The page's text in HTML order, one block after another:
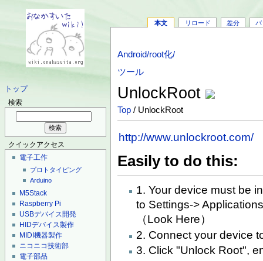
トップ
検索
クイックアクセス
電子工作
プロトタイピング
Arduino
M5Stack
Raspberry Pi
USBデバイス開発
HIDデバイス製作
MIDI機器製作
ニコニコ技術部
電子部品
本文 リロード 差分 バ
Android/root化/
ツール
UnlockRoot
Top / UnlockRoot
http://www.unlockroot.com/
Easily to do this:
1. Your device must be
to Settings->
（Look Here）
2. Connect your device
3. Click "Unlock Root",